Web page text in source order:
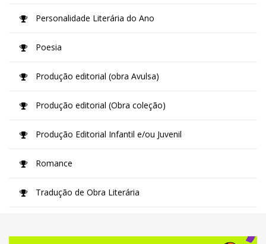
Personalidade Literária do Ano
Poesia
Produção editorial (obra Avulsa)
Produção editorial (Obra coleção)
Produção Editorial Infantil e/ou Juvenil
Romance
Tradução de Obra Literária